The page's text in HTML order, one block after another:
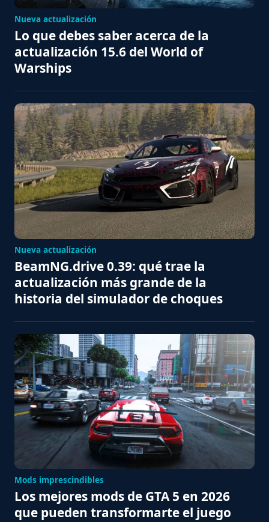
Nueva actualización
Lo que debes saber acerca de la
actualización 15.6 del World of
Warships
Nueva actualización
BeamNG.drive 0.39: qué trae la
actualización más grande de la
historia del simulador de choques
Mods imprescindibles
Los mejores mods de GTA 5 en 2026
que pueden transformarte el juego